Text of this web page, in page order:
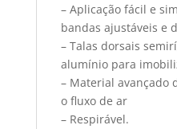
– Aplicação fácil e
bandas ajustáveis e
– Talas dorsais
alumínio para
– Material avançado
o fluxo de ar
– Respirável.